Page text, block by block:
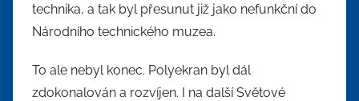
technika, a tak byl přesunut již jako nefunkční do
Národního technického muzea.
To ale nebyl konec. Polyekran byl dál
zdokonalován a rozvíjen. I na další Světové